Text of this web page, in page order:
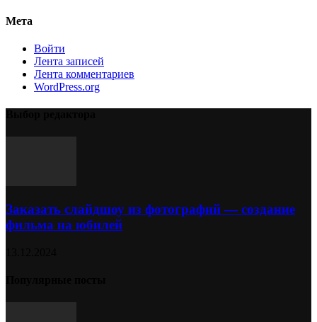
Мета
Войти
Лента записей
Лента комментариев
WordPress.org
Заказать слайдшоу из фотографий — создание
фильма на юбилей